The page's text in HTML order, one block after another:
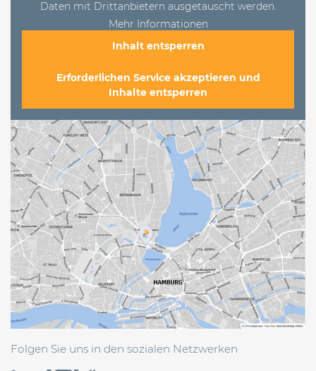
Daten mit Drittanbietern ausgetauscht werden.
Mehr Informationen
Inhalt entsperren
Erforderlichen Service akzeptieren und
Inhalte entsperren
Folgen Sie uns in den sozialen Netzwerken